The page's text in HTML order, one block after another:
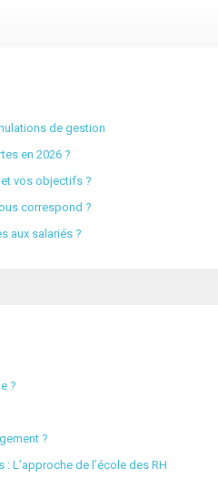
de gestion
en 2026 ?
vos objectifs ?
correspond ?
aux salariés ?
?
?
L’approche de l’école des RH